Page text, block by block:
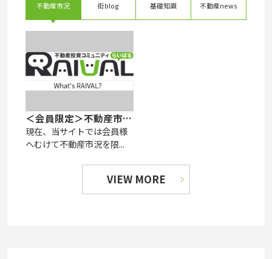
不動産市況 街blog 基礎知識 不動産news
＜会員限定＞不動産市況をメールマガジンで配信中！
現在、当サイトでは会員様
へむけて不動産市況を限...
VIEW MORE